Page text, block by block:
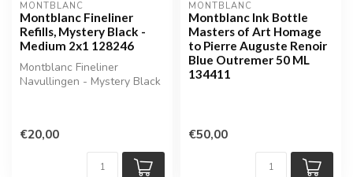
MONTBLANC
Montblanc Fineliner
Refills, Mystery Black -
Medium 2x1 128246
Montblanc Fineliner
Navullingen - Mystery Black
€20,00
MONTBLANC
Montblanc Ink Bottle
Masters of Art Homage
to Pierre Auguste Renoir
Blue Outremer 50 ML
134411
€50,00